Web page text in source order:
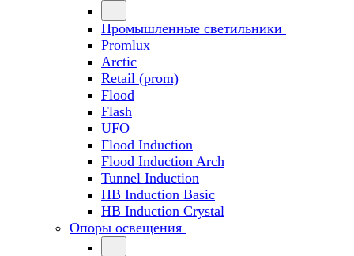
Промышленные светильники
Promlux
Arctic
Retail (prom)
Flood
Flash
UFO
Flood Induction
Flood Induction Arch
Tunnel Induction
HB Induction Basic
HB Induction Crystal
Опоры освещения